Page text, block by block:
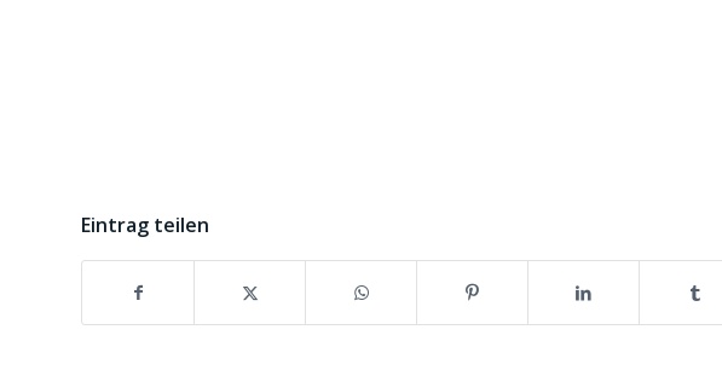
Eintrag teilen